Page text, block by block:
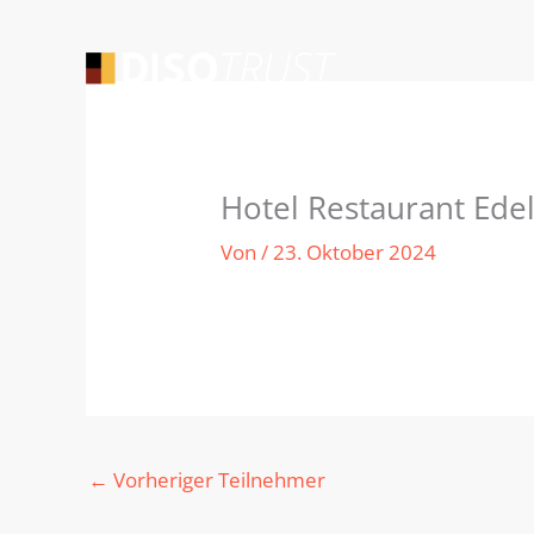
Hotel Restaurant
Von/23. Oktober 2024
← Vorheriger Teilnehmer